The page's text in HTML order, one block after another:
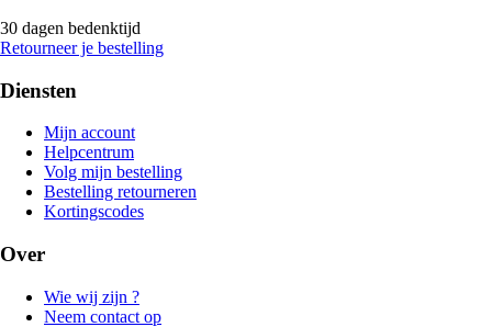
30 dagen bedenktijd
Retourneer je bestelling
Diensten
Mijn account
Helpcentrum
Volg mijn bestelling
Bestelling retourneren
Kortingscodes
Over
Wie wij zijn ?
Neem contact op